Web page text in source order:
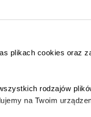
plikach cookies oraz
rodzajów
na Twoim
zamienne